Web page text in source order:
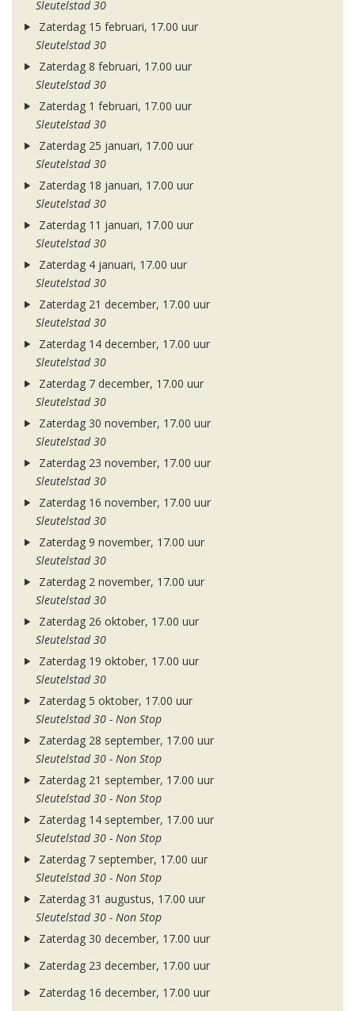
Sleutelstad 30
Zaterdag 15 februari, 17.00 uur
Sleutelstad 30
Zaterdag 8 februari, 17.00 uur
Sleutelstad 30
Zaterdag 1 februari, 17.00 uur
Sleutelstad 30
Zaterdag 25 januari, 17.00 uur
Sleutelstad 30
Zaterdag 18 januari, 17.00 uur
Sleutelstad 30
Zaterdag 11 januari, 17.00 uur
Sleutelstad 30
Zaterdag 4 januari, 17.00 uur
Sleutelstad 30
Zaterdag 21 december, 17.00 uur
Sleutelstad 30
Zaterdag 14 december, 17.00 uur
Sleutelstad 30
Zaterdag 7 december, 17.00 uur
Sleutelstad 30
Zaterdag 30 november, 17.00 uur
Sleutelstad 30
Zaterdag 23 november, 17.00 uur
Sleutelstad 30
Zaterdag 16 november, 17.00 uur
Sleutelstad 30
Zaterdag 9 november, 17.00 uur
Sleutelstad 30
Zaterdag 2 november, 17.00 uur
Sleutelstad 30
Zaterdag 26 oktober, 17.00 uur
Sleutelstad 30
Zaterdag 19 oktober, 17.00 uur
Sleutelstad 30
Zaterdag 5 oktober, 17.00 uur
Sleutelstad 30 - Non Stop
Zaterdag 28 september, 17.00 uur
Sleutelstad 30 - Non Stop
Zaterdag 21 september, 17.00 uur
Sleutelstad 30 - Non Stop
Zaterdag 14 september, 17.00 uur
Sleutelstad 30 - Non Stop
Zaterdag 7 september, 17.00 uur
Sleutelstad 30 - Non Stop
Zaterdag 31 augustus, 17.00 uur
Sleutelstad 30 - Non Stop
Zaterdag 30 december, 17.00 uur
Zaterdag 23 december, 17.00 uur
Zaterdag 16 december, 17.00 uur